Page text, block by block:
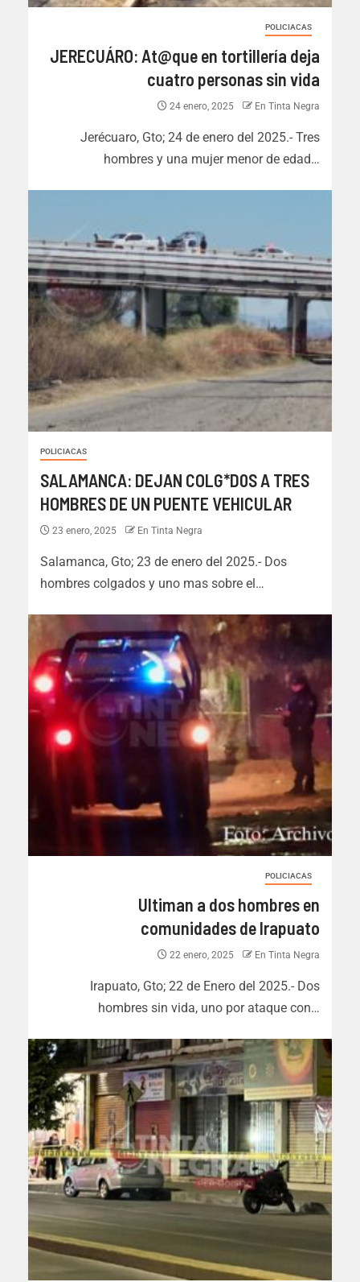
POLICIACAS
JERECUÁRO: At@que en tortillería deja
cuatro personas sin vida
24 enero, 2025 En Tinta Negra
Jerécuaro, Gto; 24 de enero del 2025.- Tres
hombres y una mujer menor de edad…
POLICIACAS
SALAMANCA: DEJAN COLG*D0S A TRES
HOMBRES DE UN PUENTE VEHICULAR
23 enero, 2025 En Tinta Negra
Salamanca, Gto; 23 de enero del 2025.- Dos
hombres colgados y uno mas sobre el…
POLICIACAS
Ultiman a dos hombres en
comunidades de Irapuato
22 enero, 2025 En Tinta Negra
Irapuato, Gto; 22 de Enero del 2025.- Dos
hombres sin vida, uno por ataque con…